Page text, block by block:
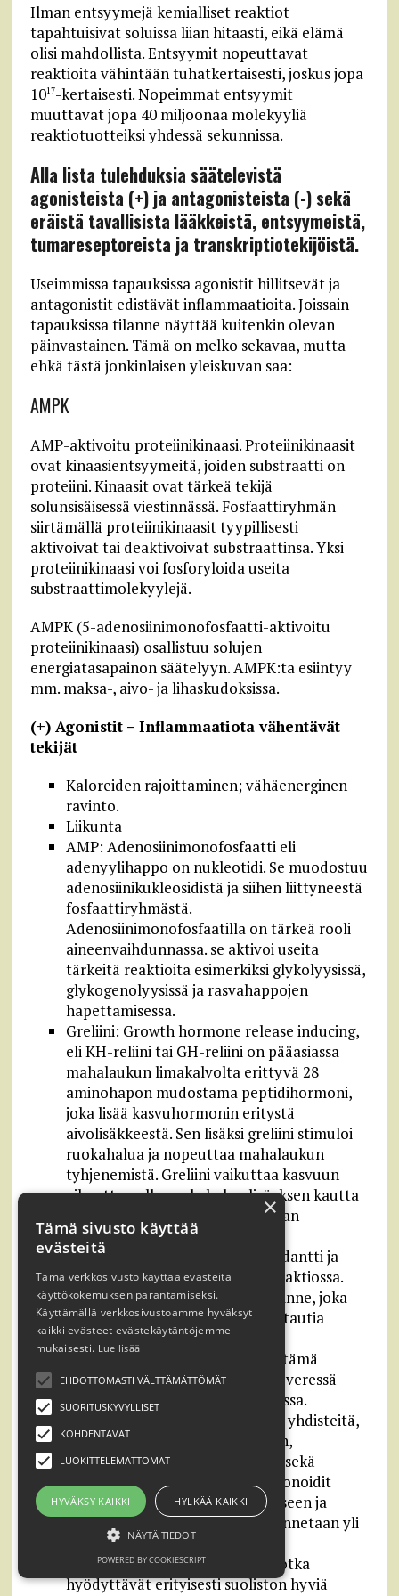
Ilman entsyymejä kemialliset reaktiot
tapahtuisivat soluissa liian hitaasti, eikä elämä
olisi mahdollista. Entsyymit nopeuttavat
reaktioita vähintään tuhatkertaisesti, joskus jopa
1017-kertaisesti. Nopeimmat entsyymit
muuttavat jopa 40 miljoonaa molekyyliä
reaktiotuotteiksi yhdessä sekunnissa.
Alla lista tulehduksia säätelevistä
agonisteista (+) ja antagonisteista (-) sekä
eräistä tavallisista lääkkeistä, entsyymeistä,
tumareseptoreista ja transkriptiotekijöistä.
Useimmissa tapauksissa agonistit hillitsevät ja
antagonistit edistävät inflammaatioita. Joissain
tapauksissa tilanne näyttää kuitenkin olevan
päinvastainen. Tämä on melko sekavaa, mutta
ehkä tästä jonkinlaisen yleiskuvan saa:
AMPK
AMP-aktivoitu proteiinikinaasi. Proteiinikinaasit
ovat kinaasientsyymeitä, joiden substraatti on
proteiini. Kinaasit ovat tärkeä tekijä
solunsisäisessä viestinnässä. Fosfaattiryhmän
siirtämällä proteiinikinaasit tyypillisesti
aktivoivat tai deaktivoivat substraattinsa. Yksi
proteiinikinaasi voi fosforyloida useita
substraattimolekyylejä.
AMPK (5-adenosiinimonofosfaatti-aktivoitu
proteiinikinaasi) osallistuu solujen
energiatasapainon säätelyyn. AMPK:ta esiintyy
mm. maksa-, aivo- ja lihaskudoksissa.
(+) Agonistit – Inflammaatiota vähentävät
tekijät
Kaloreiden rajoittaminen; vähäenerginen
ravinto.
Liikunta
AMP: Adenosiinimonofosfaatti eli
adenyylihappo on nukleotidi. Se muodostuu
adenosiinikukleosidistä ja siihen liittyneestä
fosfaattiryhmästä.
Adenosiinimonofosfaatilla on tärkeä rooli
aineenvaihdunnassa. se aktivoi useita
tärkeitä reaktioita esimerkiksi glykolyysissä,
glykogenolyysissä ja rasvahappojen
hapettamisessa.
Greliini: Growth hormone release inducing,
eli KH-reliini tai GH-reliini on pääasiassa
mahalaukun limakalvolta erittyvä 28
aminohapon mudostama peptidihormoni,
joka lisää kasvuhormonin eritystä
aivolisäkkeestä. Sen lisäksi greliini stimuloi
ruokahalua ja nopeuttaa mahalaukun
tyhjenemistä. Greliini vaikuttaa kasvuun
aiheuttamalla ruokahalun lisäyksen kautta
elimistöön kasvun mahdollistavan
anabolisen tilan.
Alfa-lipoiinihappo: LA; Antioksidantti ja
koentsyymi hapetus-pelkistysreaktiossa.
Lipoiinihappo on yleinen lisäravinne, joka
tutkimuksissa on alentanut MS-tautia
sairastavien tulehdusreaktioita.
Adiponektiini: Rasvasolujen erittämä
hormoni, jonka vähäinen määrä veressä
korreloi monien sairauksien kanssa.
Flavonoidit: Kasveissa esiintyviä yhdisteitä,
jotka vaikuttavat makuun, väriin,
koostumukseen ja säilyvyyteen sekä
toimivat antioksidantteina. Flavonoidit
voivat vaikuttaa veren hyytymiseen ja
ehkäistä syöpiä. Flavonoideja tunnetaan yli
Nonflavonoidit: Polyfenoleita, jotka
hyödyttävät erityisesti suoliston hyviä
×
Tämä sivusto käyttää
evästeitä
Tämä verkkosivusto käyttää evästeitä
käyttökokemuksen parantamiseksi.
Käyttämällä verkkosivustoamme hyväksyt
kaikki evästeet evästekäytäntöjemme
mukaisesti. Lue lisää
EHDOTTOMASTI VÄLTTÄMÄTTÖMÄT
SUORITUSKYVYLLISET
KOHDENTAVAT
LUOKITTELEMATTOMAT
HYVÄKSY KAIKKI HYLKÄÄ KAIKKI
NÄYTÄ TIEDOT
POWERED BY COOKIESCRIPT